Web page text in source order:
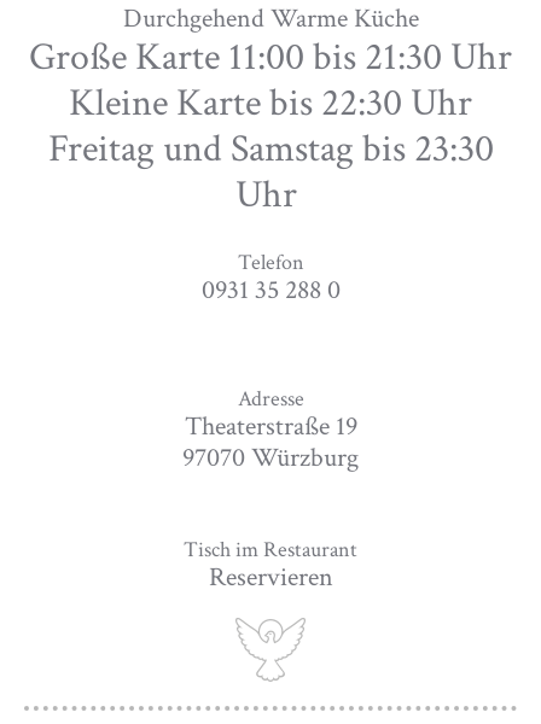
Durchgehend Warme Küche
Große Karte 11:00 bis 21:30 Uhr
Kleine Karte bis 22:30 Uhr
Freitag und Samstag bis 23:30
Uhr
Telefon
0931 35 288 0
Adresse
Theaterstraße 19
97070 Würzburg
Tisch im Restaurant
Reservieren